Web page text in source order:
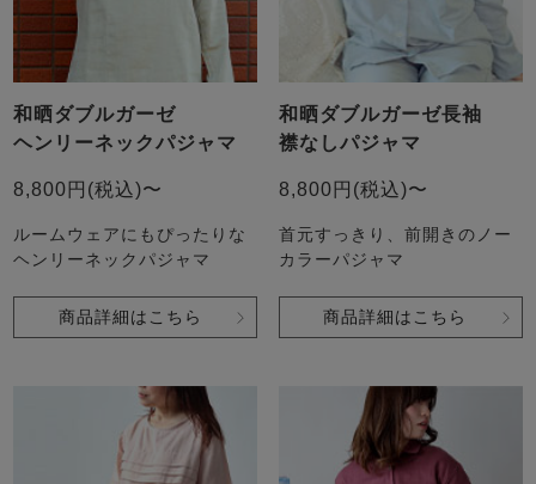
和晒ダブルガーゼ
ヘンリーネックパジャマ
8,800円(税込)〜
ルームウェアにもぴったりな
ヘンリーネックパジャマ
商品詳細はこちら
和晒ダブルガーゼ長袖
襟なしパジャマ
8,800円(税込)〜
首元すっきり、前開きのノー
カラーパジャマ
商品詳細はこちら